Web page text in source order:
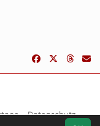
Datenschutz